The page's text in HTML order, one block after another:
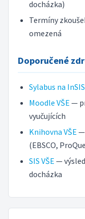
docházka)
Termíny
omezená
Doporučené
Sylabus na InSIS
Moodle VŠE —
vyučujících
Knihovna VŠE —
(EBSCO,
SIS VŠE —
docházka